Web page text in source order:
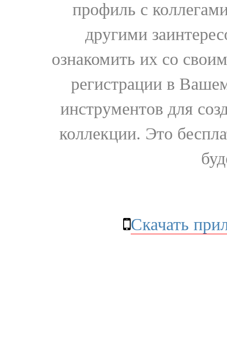
профиль с
другими
ознакомить их со
регистрации в
инструментов для
коллекции. Это
Скачать